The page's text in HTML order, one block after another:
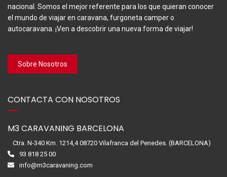
nacional. Somos el mejor referente para los que quieran conocer
el mundo de viajar en caravana, furgoneta camper o
autocaravana. ¡Ven a descobrir una nueva forma de viajar!
Sobre Nosotros
CONTACTA CON NOSOTROS
M3 CARAVANING BARCELONA
Ctra. N-340 Km. 1214,4 08720 Vilafranca del Penedes. (BARCELONA)
93 818 25 00
info@m3caravaning.com